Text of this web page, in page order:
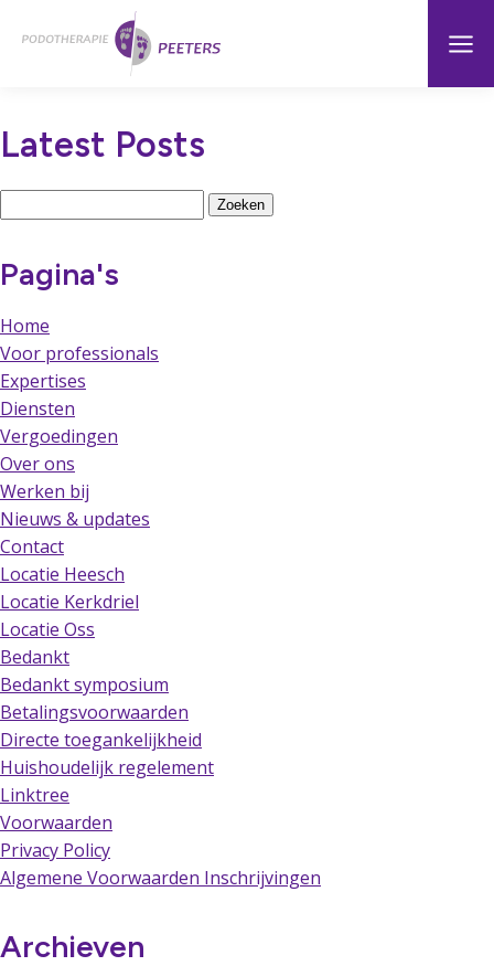
hoofdinhoud
Latest Posts
Pagina's
Home
Voor professionals
Expertises
Diensten
Vergoedingen
Over ons
Werken bij
Nieuws & updates
Contact
Locatie Heesch
Locatie Kerkdriel
Locatie Oss
Bedankt
Bedankt symposium
Betalingsvoorwaarden
Directe toegankelijkheid
Huishoudelijk regelement
Linktree
Voorwaarden
Privacy Policy
Algemene Voorwaarden Inschrijvingen
Archieven